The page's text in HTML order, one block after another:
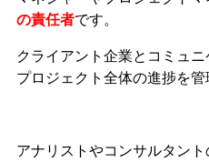
の責任者です。
クライアント企業とコミュニ
プロジェクト全体の進捗を管
アナリストやコンサルタン